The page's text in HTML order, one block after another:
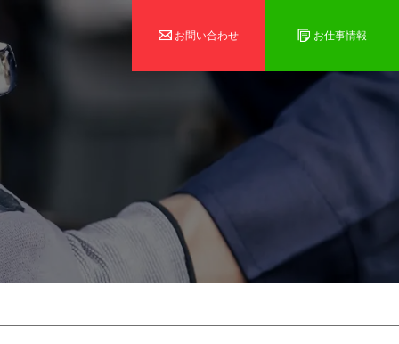
お問い合わせ お仕事情報